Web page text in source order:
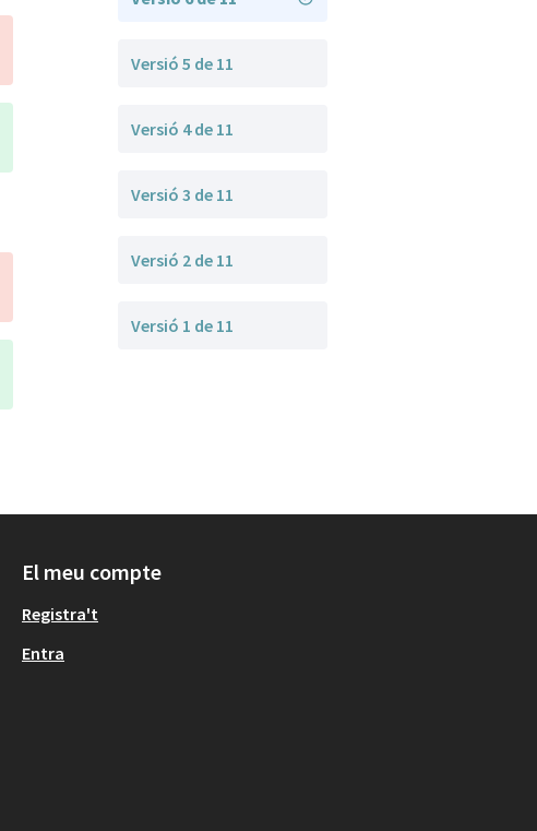
Versió 5 de 11
Versió 4 de 11
Versió 3 de 11
Versió 2 de 11
Versió 1 de 11
El meu compte
Registra't
Entra